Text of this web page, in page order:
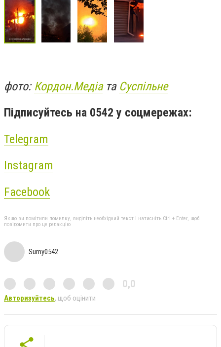
фото: Кордон.Медіата Суспільне
Підписуйтесь на 0542 у соцмережах:
Telegram
Instagram
Facebook
Якщо ви помітили помилку, виділіть необхідний текст і натисніть Ctrl + Enter, щоб
повідомити про це редакцію
Sumy0542
0,0
Авторизуйтесь, щоб оцінити